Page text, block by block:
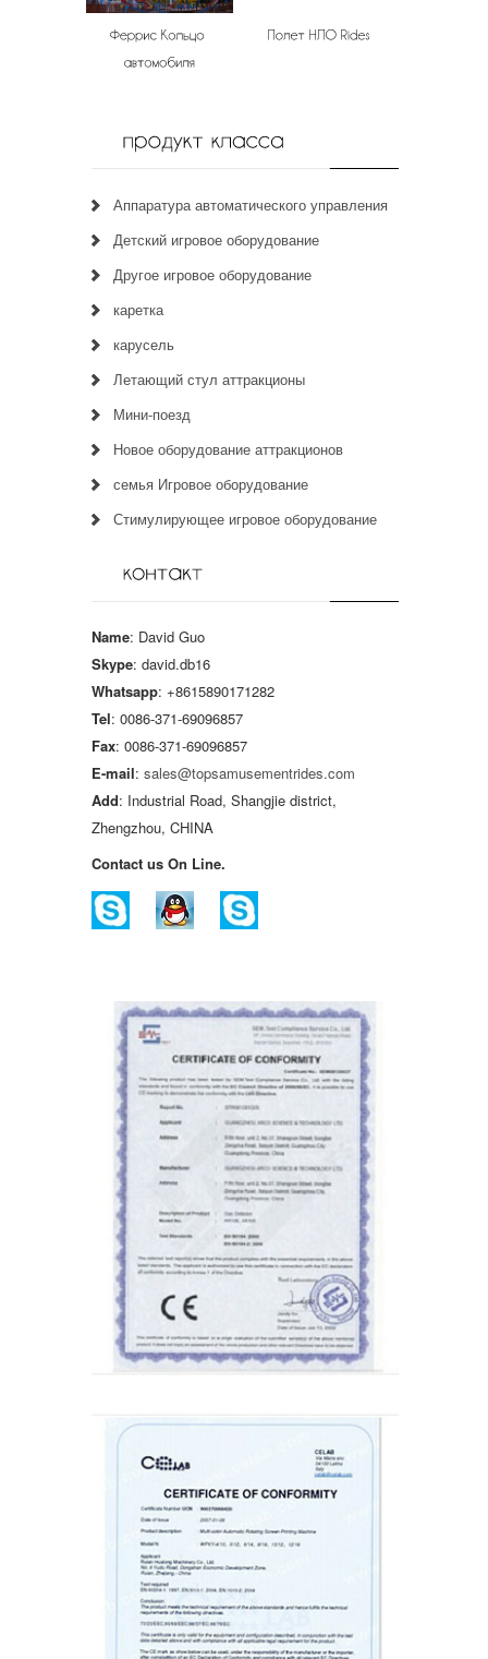
Аппаратура автоматического управления
Детский игровое оборудование
Другое игровое оборудование
каретка
карусель
Летающий стул аттракционы
Мини-поезд
Новое оборудование аттракционов
семья Игровое оборудование
Стимулирующее игровое оборудование
Name: David Guo
Skype: david.db16
Whatsapp: +8615890171282
Tel: 0086-371-69096857
Fax: 0086-371-69096857
E-mail: sales@topsamusementrides.com
Add: Industrial Road, Shangjie district,
Zhengzhou, CHINA
Contact us On Line.